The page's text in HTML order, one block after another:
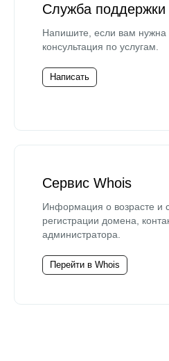
Служба поддержки
Напишите, если вам
консультация по услугам.
Написать
Сервис Whois
Информация о возрасте и
регистрации домена,
администратора.
Перейти в Whois